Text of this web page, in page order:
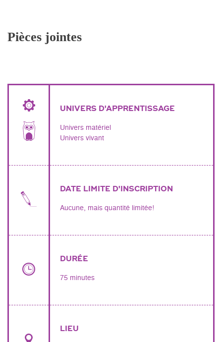
Pièces jointes
UNIVERS D'APPRENTISSAGE
Univers matériel
Univers vivant
DATE LIMITE D'INSCRIPTION
Aucune, mais quantité limitée!
DURÉE
75 minutes
LIEU